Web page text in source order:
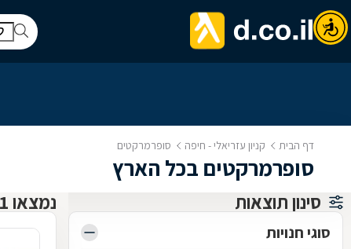
דף הבית קניון עזריאלי - חיפה סופרמרקטים
סופרמרקטים בכל הארץ
סינון תוצאות
סוגי חנויות
נמצאו 1 קניון עזריאלי - חיפה